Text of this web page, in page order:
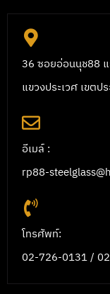
36 ซอยอ่อนนุช88
แขวงประเวศ เขต
อีเมล์ :
rp88-
โทรศัพท์:
02-726-0131 /